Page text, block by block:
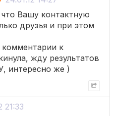
Вашу контактную
друзья и при этом
к
жду результатов
интересно же )
21:33